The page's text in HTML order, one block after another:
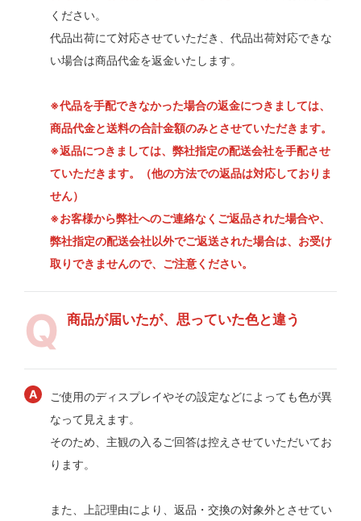
ください。
代品出荷にて対応させていただき、代品出荷対応できな
い場合は商品代金を返金いたします。
※代品を手配できなかった場合の返金につきましては、
商品代金と送料の合計金額のみとさせていただきます。
※返品につきましては、弊社指定の配送会社を手配させ
ていただきます。（他の方法での返品は対応しておりま
せん）
※お客様から弊社へのご連絡なくご返品された場合や、
弊社指定の配送会社以外でご返送された場合は、お受け
取りできませんので、ご注意ください。
商品が届いたが、思っていた色と違う
ご使用のディスプレイやその設定などによっても色が異
なって見えます。
そのため、主観の入るご回答は控えさせていただいてお
ります。
また、上記理由により、返品・交換の対象外とさせてい